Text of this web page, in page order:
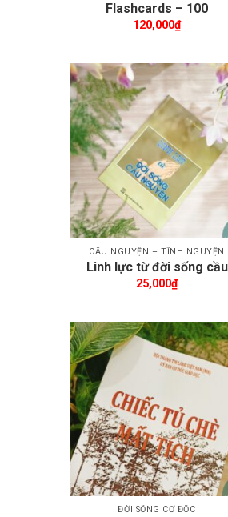
Flashcards – 100
CHARACTERS IN THE
120,000₫
Thêm
CẦU NGUYỆN – TĨNH NGUYỆN
Linh lực từ đời sống cầu
nguyện
25,000₫
ĐỜI SỐNG CƠ ĐỐC